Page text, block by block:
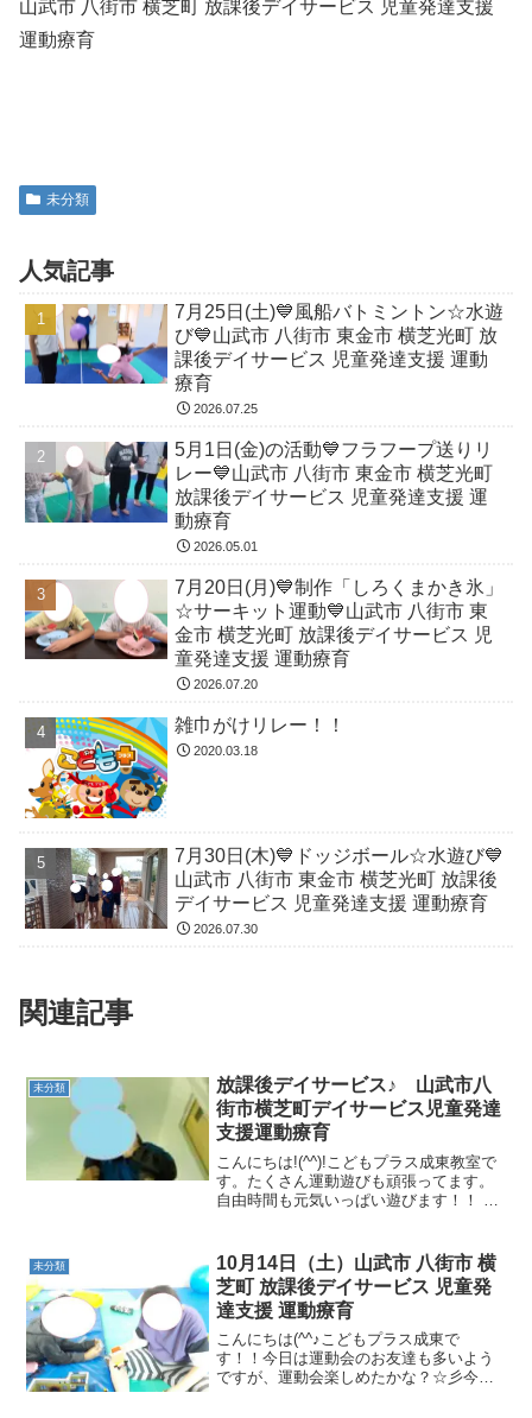
山武市 八街市 横芝町 放課後デイサービス 児童発達支援
運動療育
未分類
人気記事
7月25日(土)💙風船バトミントン☆水遊
び💙山武市 八街市 東金市 横芝光町 放
課後デイサービス 児童発達支援 運動
療育
2026.07.25
5月1日(金)の活動💙フラフープ送りリ
レー💙山武市 八街市 東金市 横芝光町
放課後デイサービス 児童発達支援 運
動療育
2026.05.01
7月20日(月)💙制作「しろくまかき氷」
☆サーキット運動💙山武市 八街市 東
金市 横芝光町 放課後デイサービス 児
童発達支援 運動療育
2026.07.20
雑巾がけリレー！！
2020.03.18
7月30日(木)💙ドッジボール☆水遊び💙
山武市 八街市 東金市 横芝光町 放課後
デイサービス 児童発達支援 運動療育
2026.07.30
関連記事
未分類
放課後デイサービス♪ 山武市八
街市横芝町デイサービス児童発達
支援運動療育
こんにちは!(^^)!こどもプラス成東教室で
す。たくさん運動遊びも頑張ってます。
自由時間も元気いっぱい遊びます！！ ス
ズム力・バランス力レスキュー隊 引
き寄せる力・身...
未分類
10月14日（土）山武市 八街市 横
芝町 放課後デイサービス 児童発
達支援 運動療育
こんにちは(^^♪こどもプラス成東で
す！！今日は運動会のお友達も多いよう
ですが、運動会楽しめたかな？☆彡今日